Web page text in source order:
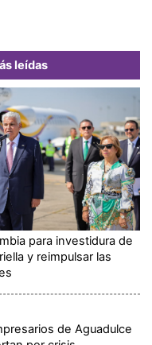
leídas
para investidura de
y reimpulsar las
de Aguadulce